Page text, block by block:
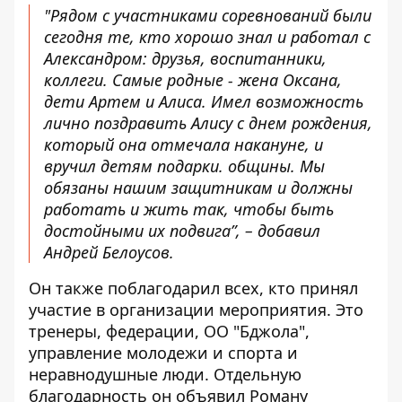
"Рядом с участниками соревнований были
сегодня те, кто хорошо знал и работал с
Александром: друзья, воспитанники,
коллеги. Самые родные - жена Оксана,
дети Артем и Алиса. Имел возможность
лично поздравить Алису с днем ​​рождения,
который она отмечала накануне, и
вручил детям подарки. общины. Мы
обязаны нашим защитникам и должны
работать и жить так, чтобы быть
достойными их подвига”, – добавил
Андрей Белоусов.
Он также поблагодарил всех, кто принял
участие в организации мероприятия. Это
тренеры, федерации, ОО "Бджола",
управление молодежи и спорта и
неравнодушные люди. Отдельную
благодарность он объявил Роману